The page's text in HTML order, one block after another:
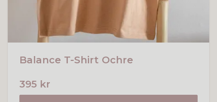
Balance T-Shirt Ochre
395 kr